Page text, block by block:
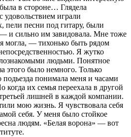
в стороне… Глядела
удовольствием играли
пели песни под гитару, были
и сильно им завидовала. Мне тоже
я могла, — тихонько быть рядом
Я жутко
людьми. Понятное
этого было немного. Только
подьезда понимала меня и часами
когда их семья переехала в другой
лишней в каждой компании.
мою жизнь. Я чувствовала себя
себя. У меня было стойкое
людям. «Белая ворона» — вот